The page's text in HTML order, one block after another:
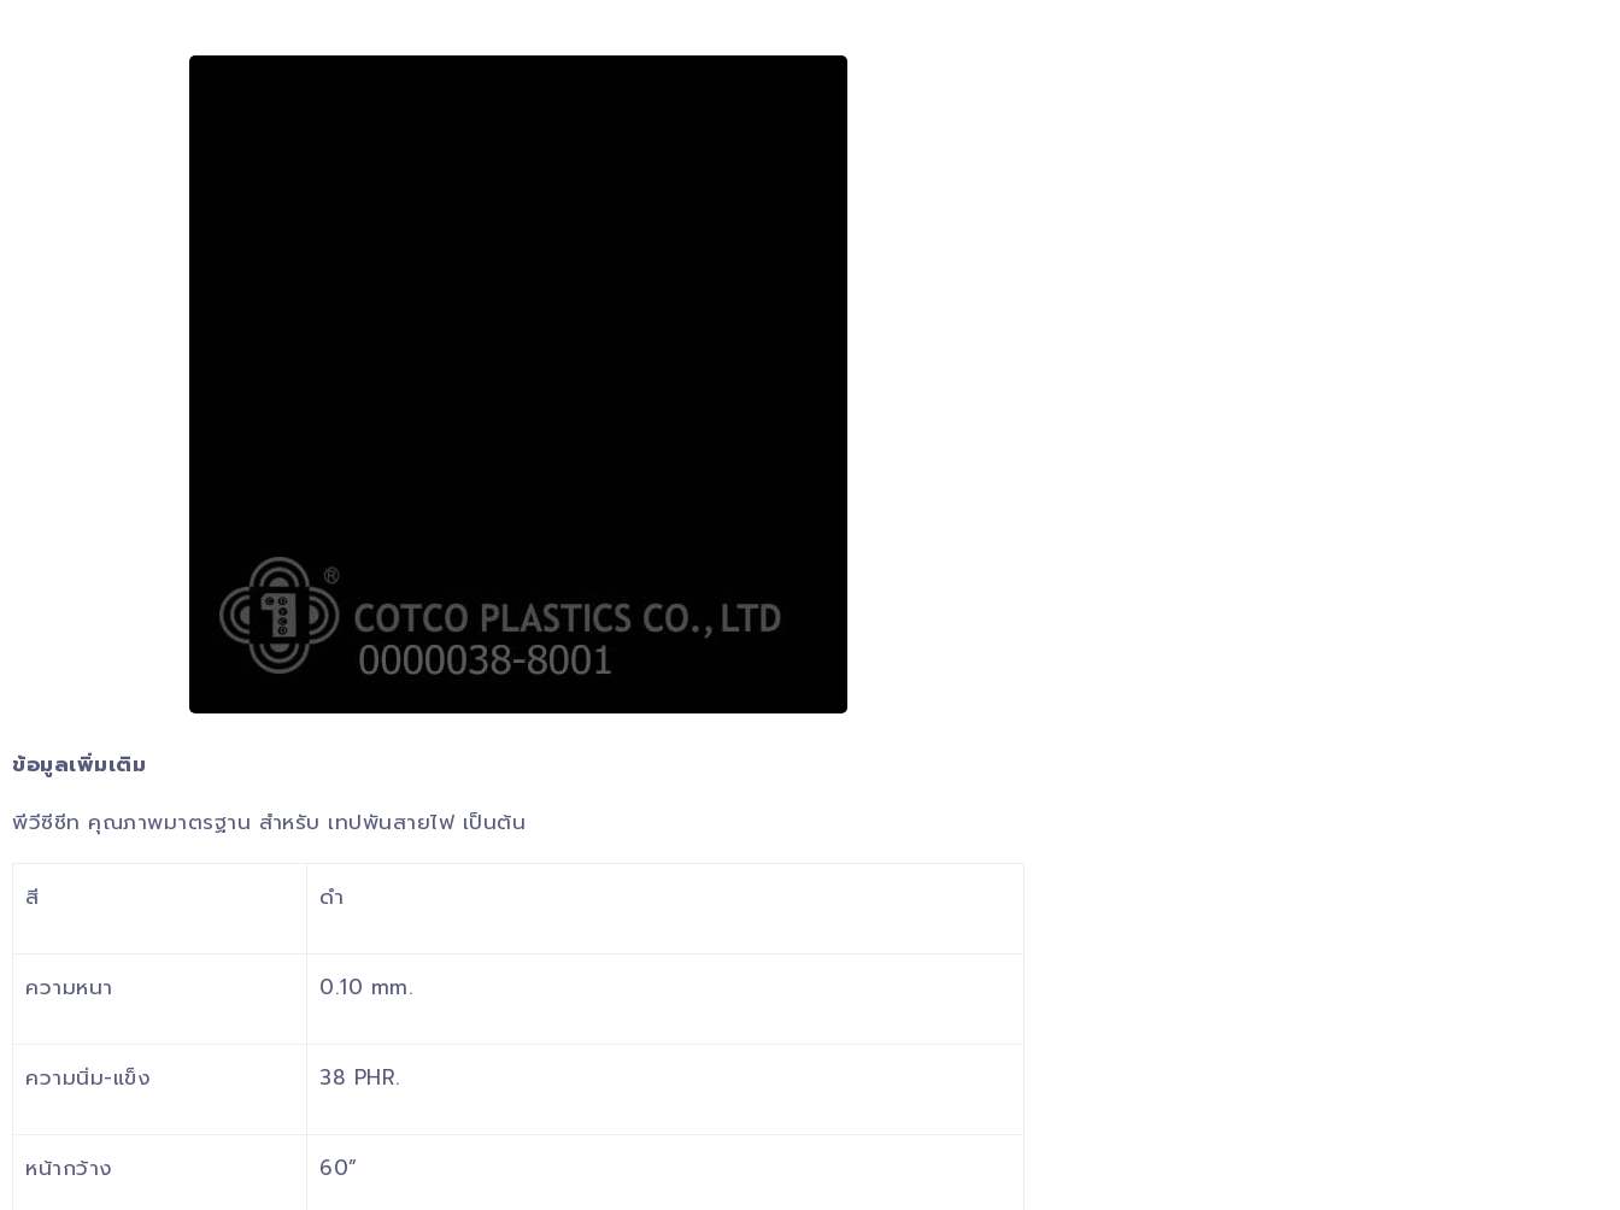
ข้อมูลเพิ่มเติม
พีวีซีชีท คุณภาพมาตรฐาน สำหรับ เทปพันสายไฟ เป็นต้น
สี ดำ
ความหนา 0.10 mm.
ความนิ่ม-แข็ง 38 PHR.
หน้ากว้าง 60”